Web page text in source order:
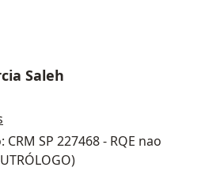
Saleh
SP 227468 - RQE nao